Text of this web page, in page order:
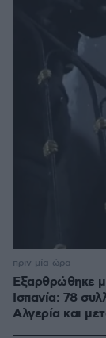
Εξαρθρώθηκε
Ισπανία: 78
Αλγερία και
πριν μία ώρα